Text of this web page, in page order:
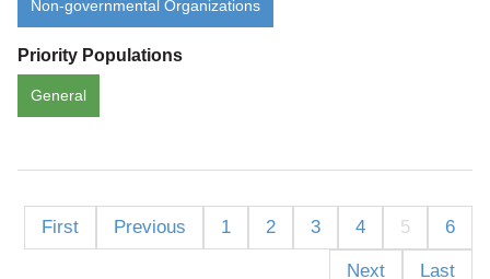
Non-governmental Organizations
Priority Populations
General
First Previous 1 2 3 4 5 6
Next Last